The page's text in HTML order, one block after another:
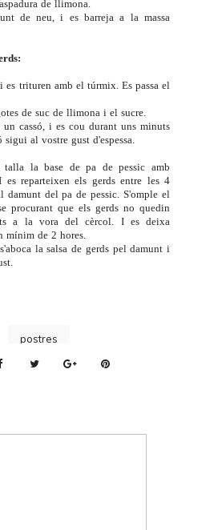
de llimona.
de neu, i es barreja a la massa
es trituren amb el túrmix. Es passa el
de suc de llimona i el sucre.
un cassó, i es cou durant uns minuts
al vostre gust d'espessa.
talla la base de pa de pessic amb
reparteixen els gerds entre les 4
damunt del pa de pessic. S'omple el
procurant que els gerds no quedin
a la vora del cèrcol. I es deixa
mínim de 2 hores.
la salsa de gerds pel damunt i
postres